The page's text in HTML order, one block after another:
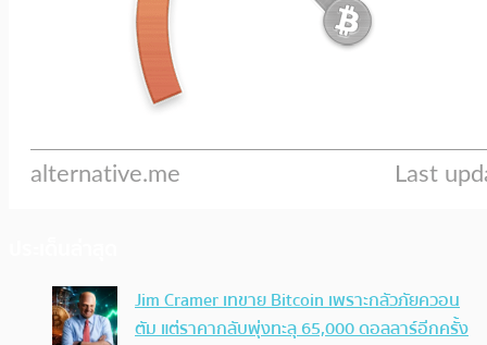
Jim Cramer เทขาย Bitcoin เพราะกลัวภัยควอน
ตัม แต่ราคากลับพุ่งทะลุ 65,000 ดอลลาร์อีกครั้ง